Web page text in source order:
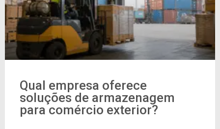
Qual empresa oferece
soluções de armazenagem
para comércio exterior?